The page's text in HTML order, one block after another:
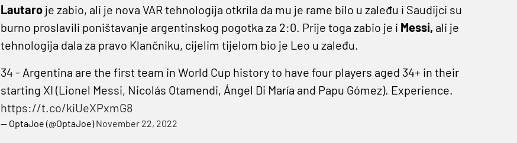
Lautaroje zabio, ali je nova VAR tehnologija otkrila da mu je rame bilo u zaleđu i Saudijci su
burno proslavili poništavanje argentinskog pogotka za 2:0. Prije toga zabio je i Messi, ali je
tehnologija dala za pravo Klančniku, cijelim tijelom bio je Leo u zaleđu.
34 - Argentina are the first team in World Cup history to have four players aged 34+ in their
starting XI (Lionel Messi, Nicolás Otamendi, Ángel Di María and Papu Gómez). Experience.
https://t.co/kiUeXPxmG8
— OptaJoe (@OptaJoe)November 22, 2022